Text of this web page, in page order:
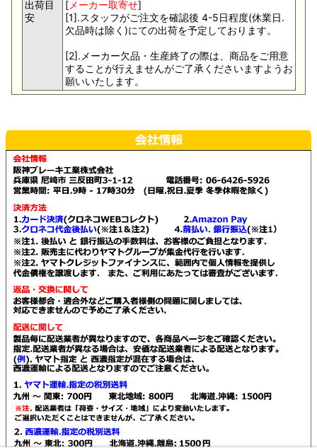
出荷目
安
[メーカー取寄せ]
[1].スタッフがご注文を確認後 4-5日程度(休業日.
欠品時は除く)にての出荷を予定しております。
[2].メーカー欠品・生産終了の際は、商品をご用意
することが行えませんがご了承くださいますようお
願いいたします。